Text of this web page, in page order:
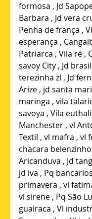
formosa , Jd
Barbara , Jd vera
Penha de frança ,
esperança ,
Patriarca , Vila ré ,
savoy City , Jd
terezinha zl , Jd
Arize , jd santa
maringa , vila
savoya , Vila
Manchester , vl
Textil , vl mafra , vl
chacara
Aricanduva , Jd
jd iva , Pq
primavera , vl
vl sirene , Pq São
guairaca , Vl